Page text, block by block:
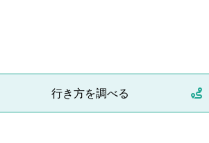
行き方を調べる